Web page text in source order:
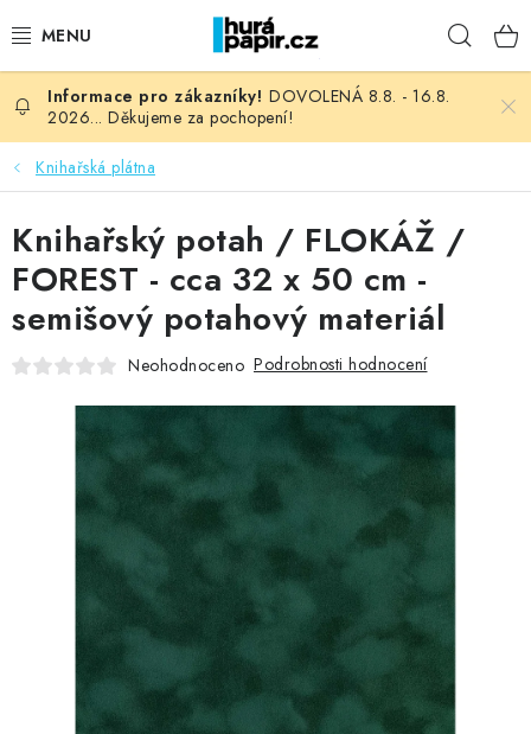
na
NOVINKY
HURÁ DÍLNA
VŠECHNO ZBOŽÍ
KNIHAŘSKÝ MATERIÁL
OBLÍBENÉ ♥️
FOTORECENZE
MOJE OBJEDNÁVKA
ZNAČKY
Moje objednávka
Hodnocení obchodu
Obchodní podmínky
DOVOLENÁ 8.8. - 16.8.
2026... Děkujeme za pochopení!
Knihařská plátna
Knihařský potah / FLOKÁŽ /
FOREST - cca 32 x 50 cm -
semišový potahový materiál
Neohodnoceno Podrobnosti hodnocení